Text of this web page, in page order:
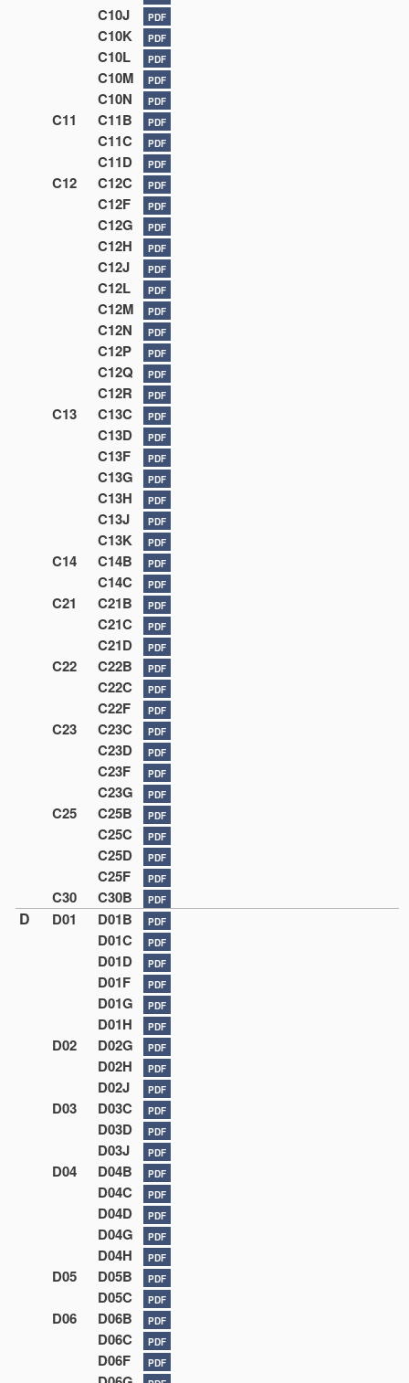
C10J PDF
C10K PDF
C10L PDF
C10M PDF
C10N PDF
C11 C11B PDF
C11C PDF
C11D PDF
C12 C12C PDF
C12F PDF
C12G PDF
C12H PDF
C12J PDF
C12L PDF
C12M PDF
C12N PDF
C12P PDF
C12Q PDF
C12R PDF
C13 C13C PDF
C13D PDF
C13F PDF
C13G PDF
C13H PDF
C13J PDF
C13K PDF
C14 C14B PDF
C14C PDF
C21 C21B PDF
C21C PDF
C21D PDF
C22 C22B PDF
C22C PDF
C22F PDF
C23 C23C PDF
C23D PDF
C23F PDF
C23G PDF
C25 C25B PDF
C25C PDF
C25D PDF
C25F PDF
C30 C30B PDF
D D01 D01B PDF
D01C PDF
D01D PDF
D01F PDF
D01G PDF
D01H PDF
D02 D02G PDF
D02H PDF
D02J PDF
D03 D03C PDF
D03D PDF
D03J PDF
D04 D04B PDF
D04C PDF
D04D PDF
D04G PDF
D04H PDF
D05 D05B PDF
D05C PDF
D06 D06B PDF
D06C PDF
D06F PDF